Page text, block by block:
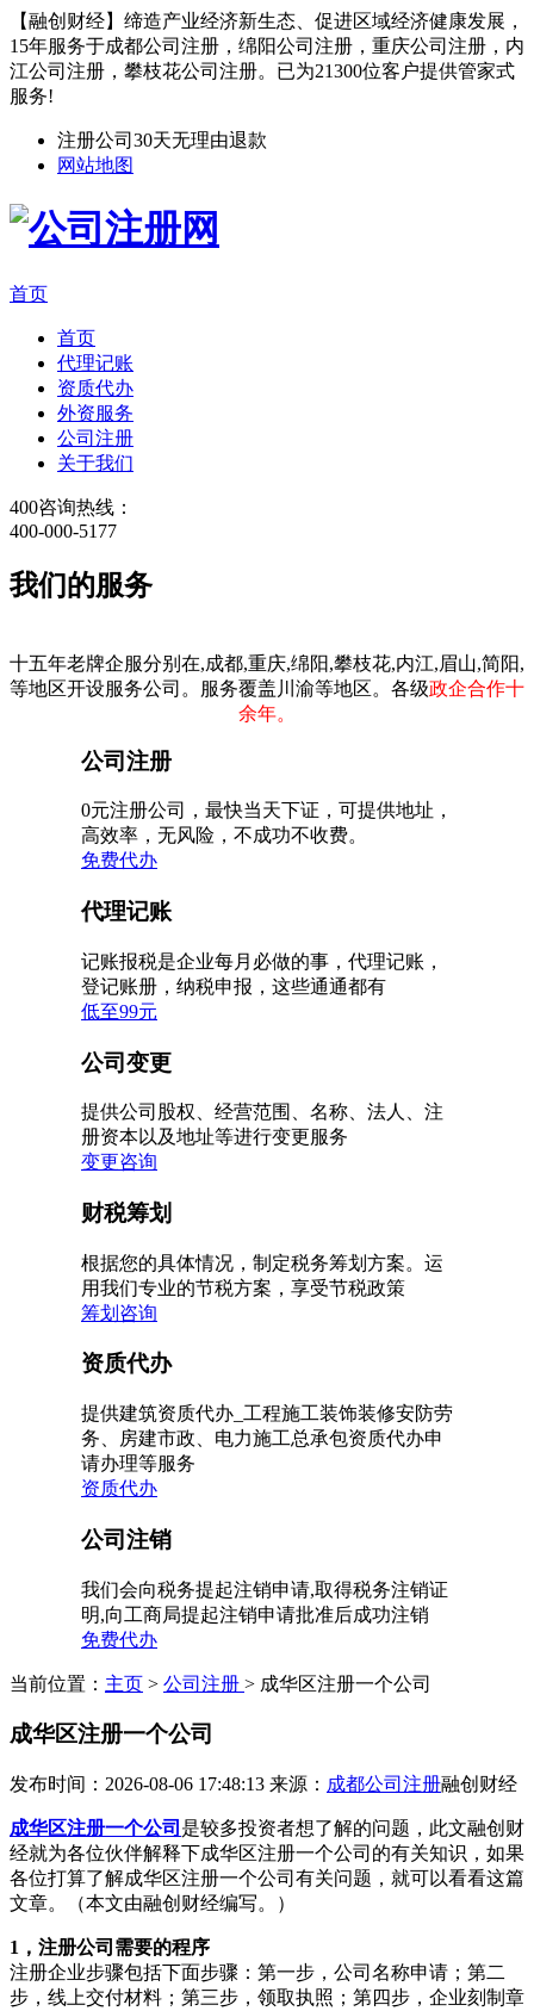
【融创财经】缔造产业经济新生态、促进区域经济健康发展，
15年服务于成都公司注册，绵阳公司注册，重庆公司注册，内
江公司注册，攀枝花公司注册。已为21300位客户提供管家式
服务!
注册公司30天无理由退款
网站地图
首页
首页
代理记账
资质代办
外资服务
公司注册
关于我们
400咨询热线：
400-000-5177
我们的服务
十五年老牌企服分别在,成都,重庆,绵阳,攀枝花,内江,眉山,简阳,
等地区开设服务公司。服务覆盖川渝等地区。各级政企合作十
余年。
公司注册
0元注册公司，最快当天下证，可提供地址，
高效率，无风险，不成功不收费。
免费代办
代理记账
记账报税是企业每月必做的事，代理记账，
登记账册，纳税申报，这些通通都有
低至99元
公司变更
提供公司股权、经营范围、名称、法人、注
册资本以及地址等进行变更服务
变更咨询
财税筹划
根据您的具体情况，制定税务筹划方案。运
用我们专业的节税方案，享受节税政策
筹划咨询
资质代办
提供建筑资质代办_工程施工装饰装修安防劳
务、房建市政、电力施工总承包资质代办申
请办理等服务
资质代办
公司注销
我们会向税务提起注销申请,取得税务注销证
明,向工商局提起注销申请批准后成功注销
免费代办
当前位置： 主页 > 公司注册 > 成华区注册一个公司
成华区注册一个公司
发布时间：2026-08-06 17:48:13 来源： 成都公司注册融创财经
成华区注册一个公司 是较多投资者想了解的问题，此文融创财
经就为各位伙伴解释下成华区注册一个公司的有关知识，如果
各位打算了解成华区注册一个公司有关问题，就可以看看这篇
文章。（本文由融创财经编写。）
1，注册公司需要的程序
注册企业步骤包括下面步骤：第一步，公司名称申请；第二
步，线上交付材料；第三步，领取执照；第四步，企业刻制章